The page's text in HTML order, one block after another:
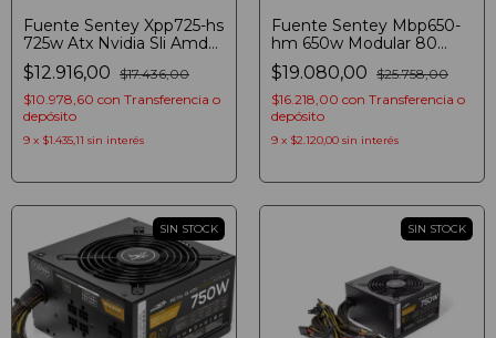
Fuente Sentey Xpp725-hs
725w Atx Nvidia Sli Amd
Crossfire
$12.916,00 $17.436,00
$10.978,60 con Transferencia o
depósito
9 x $1.435,11 sin interés
Fuente Sentey Mbp650-
hm 650w Modular 80
Plus Bronze
$19.080,00 $25.758,00
$16.218,00 con Transferencia o
depósito
9 x $2.120,00 sin interés
SIN STOCK SIN STOCK